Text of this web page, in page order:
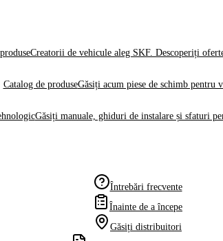
Creatorii de vehicule aleg SKF. Descoperiți
Catalog de produseGăsiți acum piese de schimb pentru
Găsiți manuale, ghiduri de instalare și sfaturi
Întrebări frecvente
Înainte de a începe
Găsiți distribuitori